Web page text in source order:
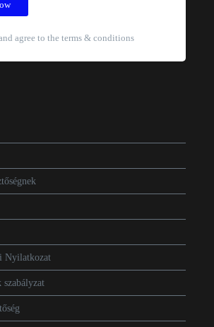
agree to the terms & conditions
Nyilatkozat
szabályzat